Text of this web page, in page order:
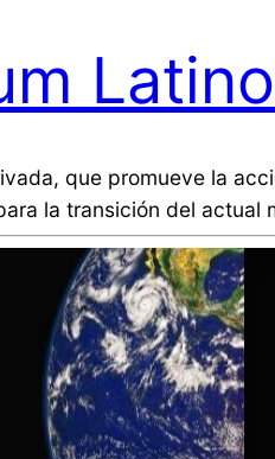
que promueve la
la transición del actual